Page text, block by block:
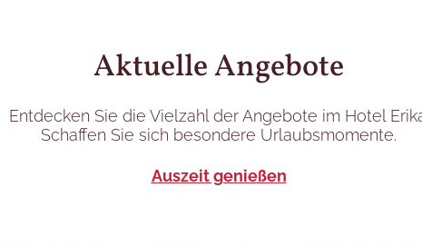
Aktuelle Angebote
Entdecken Sie die Vielzahl der Angebote im Hotel
Schaffen Sie sich besondere Urlaubsmomente.
Auszeit genießen